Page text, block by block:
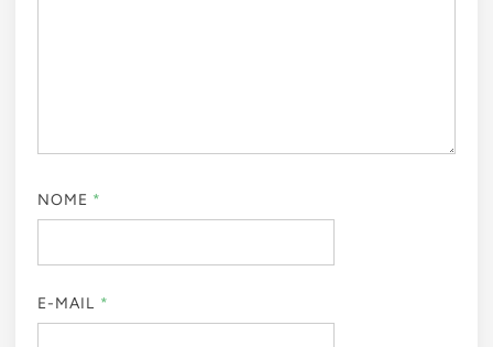
NOME *
E-MAIL *